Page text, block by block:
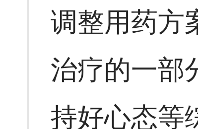
调整用药方
治疗的一部
持好心态等